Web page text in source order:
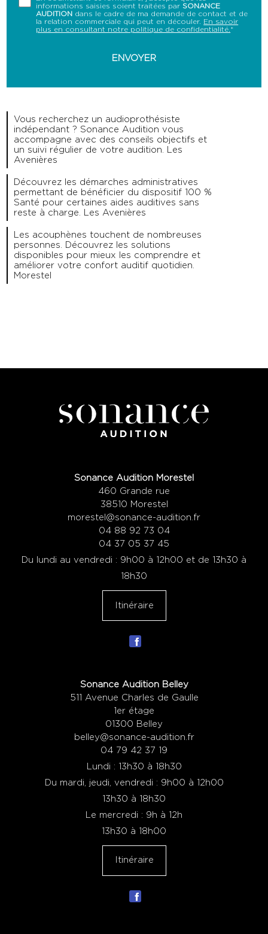
informations saisies soient traitées parSONANCE
AUDITION dans le cadre de ma demande de contact et de
la relation commerciale qui peut en découler. En savoir
plus en consultant notre politique de confidentialité. *
Vous recherchez un audioprothésiste
indépendant ? Sonance Audition vous
accompagne avec des conseils objectifs et
un suivi régulier de votre audition. Les
Avenières
Découvrez les démarches administratives
permettant de bénéficier du dispositif 100 %
Santé pour certaines aides auditives sans
reste à charge. Les Avenières
Les acouphènes touchent de nombreuses
personnes. Découvrez les solutions
disponibles pour mieux les comprendre et
améliorer votre confort auditif quotidien.
Morestel
Sonance Audition Morestel
460 Grande rue
38510 Morestel
morestel@sonance-audition.fr
04 88 92 73 04
04 37 05 37 45
Du lundi au vendredi : 9h00 à 12h00 et de 13h30 à
18h30
Itinéraire
Sonance Audition Belley
511 Avenue Charles de Gaulle
1er étage
01300 Belley
belley@sonance-audition.fr
04 79 42 37 19
Lundi : 13h30 à 18h30
Du mardi, jeudi, vendredi : 9h00 à 12h00
13h30 à 18h30
Le mercredi : 9h à 12h
13h30 à 18h00
Itinéraire